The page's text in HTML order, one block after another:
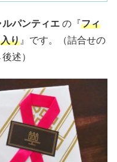
ルパンティエ の『フィ
り 』です。（詰合せの
述）